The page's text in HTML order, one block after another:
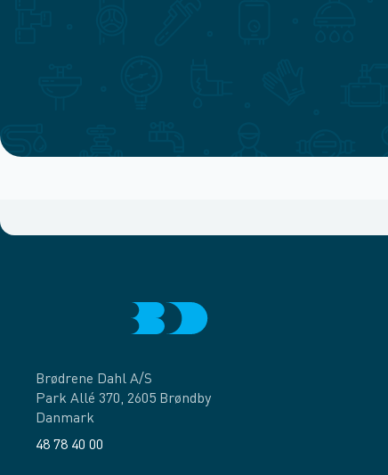
Brødrene Dahl A/S
Park Allé 370, 2605 Brøndby
Danmark
48 78 40 00